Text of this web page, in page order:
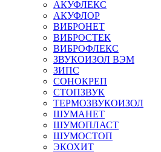
АКУФЛЕКС
АКУФЛОР
ВИБРОНЕТ
ВИБРОСТЕК
ВИБРОФЛЕКС
ЗВУКОИЗОЛ ВЭМ
ЗИПС
СОНОКРЕП
СТОПЗВУК
ТЕРМОЗВУКОИЗОЛ
ШУМАНЕТ
ШУМОПЛАСТ
ШУМОСТОП
ЭКОХИТ